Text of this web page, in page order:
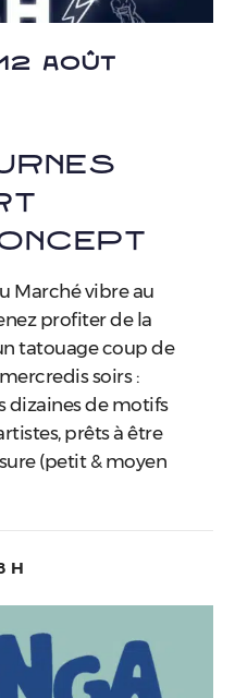
AOÛT
Marché vibre au
profiter de la
tatouage coup de
soirs :
dizaines de motifs
prêts à être
(petit & moyen
H